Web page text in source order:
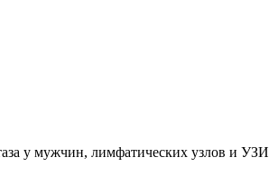
у мужчин, лимфатических узлов и УЗИ